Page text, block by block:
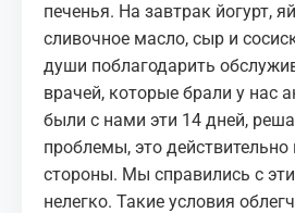
печенья. На завтрак йогурт,
сливочное масло, сыр и
души поблагодарить
врачей, которые брали у нас
были с нами эти 14 дней,
проблемы, это
стороны. Мы справились с
нелегко. Такие условия